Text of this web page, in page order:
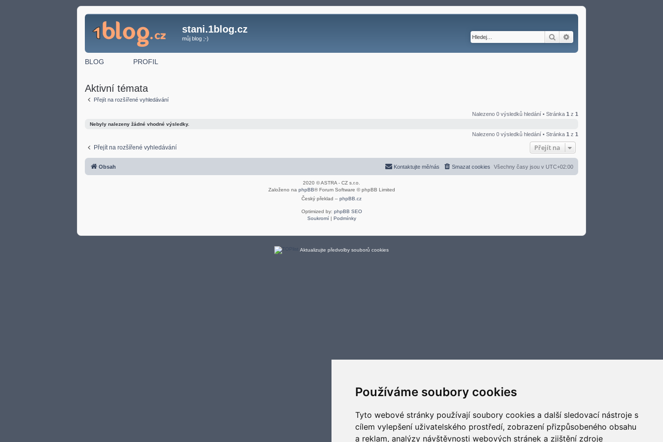
Používáme soubory cookies
Tyto webové stránky používají soubory cookies a další sledovací nástroje s
cílem vylepšení uživatelského prostředí, zobrazení přizpůsobeného obsahu
a reklam, analýzy návštěvnosti webových stránek a zjištění zdroje
stani.1blog.cz
můj blog ;-) Hledat
BLOG PROFIL
Aktivní témata
Přejít na rozšířené vyhledávání
Nalezeno 0 výsledků hledání • Stránka 1 z 1
Nebyly nalezeny žádné vhodné výsledky.
Nalezeno 0 výsledků hledání • Stránka 1 z 1
Přejít na rozšířené vyhledávání Přejít na
Obsah Všechny časy jsou v UTC+02:00
Smazat cookies
Kontaktujte mě/nás
2020 © ASTRA - CZ s.r.o.
Založeno na phpBB® Forum Software © phpBB Limited
Český překlad – phpBB.cz
Optimized by: phpBB SEO
Soukromí| Podmínky
Aktualizujte předvolby souborů cookies